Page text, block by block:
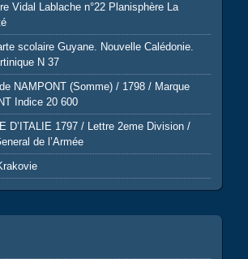
Vidal Lablache n°22 Planisphère La
scolaire Guyane. Nouvelle Calédonie.
N 37
NAMPONT (Somme) / 1798 / Marque
Indice 20 600
D’ITALIE 1797 / Lettre 2eme Division /
de l’Armée